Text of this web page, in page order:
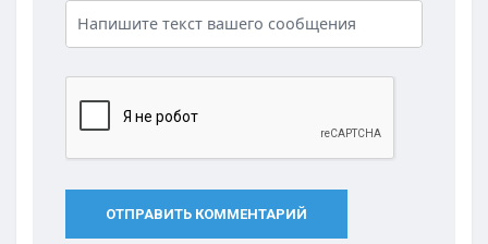
ОТПРАВИТЬ КОММЕНТАРИЙ